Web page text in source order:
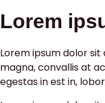
Lorem
Lorem ipsum dolor
magna, convallis at
egestas in est in,